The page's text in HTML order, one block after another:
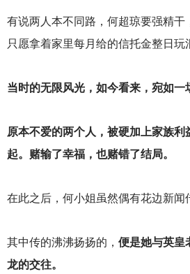
有说两人本不同路，何超琼要强精干
只愿拿着家里每月给的信托金整日玩
当时的无限风光，如今看来，宛如一
原本不爱的两个人，被硬加上家族利
起。赌输了幸福，也赌错了结局。
在此之后，何小姐虽然偶有花边新闻
其中传的沸沸扬扬的， 便是她与英皇
龙的交往。